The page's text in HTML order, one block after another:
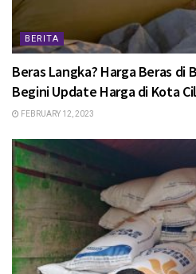
BERITA
Beras Langka? Harga Beras di
Begini Update Harga di Kota
FEBRUARY 12, 2023